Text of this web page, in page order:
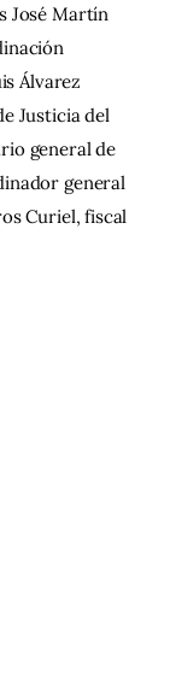
José Martín
Álvarez
Justicia del
general de
general
Curiel, fiscal